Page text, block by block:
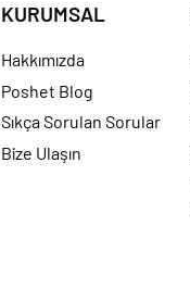
KURUMSAL
Hakkımızda
Poshet Blog
Sıkça Sorulan Sorular
Bize Ulaşın